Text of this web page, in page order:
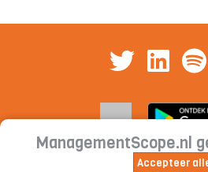
ManagementScope.nl
Accepteer